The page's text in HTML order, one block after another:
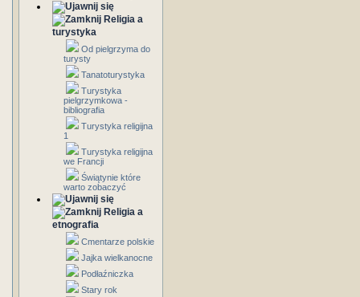
Religia a
turystyka
Od pielgrzyma do
turysty
Tanatoturystyka
Turystyka
pielgrzymkowa -
bibliografia
Turystyka religijna
1
Turystyka religijna
we Francji
Świątynie które
warto zobaczyć
Religia a
etnografia
Cmentarze polskie
Jajka wielkanocne
Podłaźniczka
Stary rok